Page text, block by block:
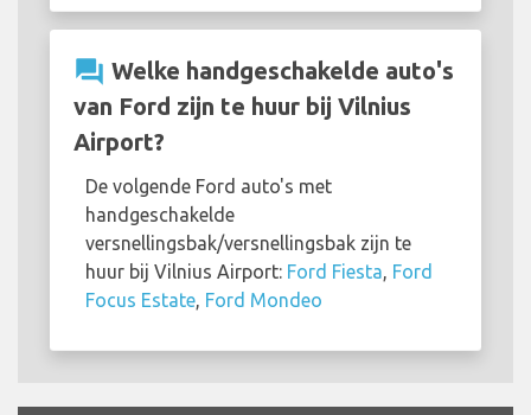
question_answer Welke handgeschakelde auto's
van Ford zijn te huur bij Vilnius
Airport?
De volgende Ford auto's met
handgeschakelde
versnellingsbak/versnellingsbak zijn te
huur bij Vilnius Airport: Ford Fiesta Ford
Focus Estate Ford Mondeo